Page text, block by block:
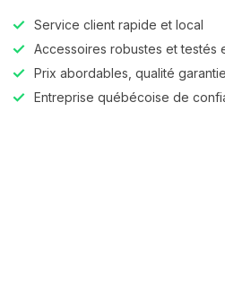
Service client rapide et local
Accessoires robustes et testés
Prix abordables, qualité garantie
Entreprise québécoise de